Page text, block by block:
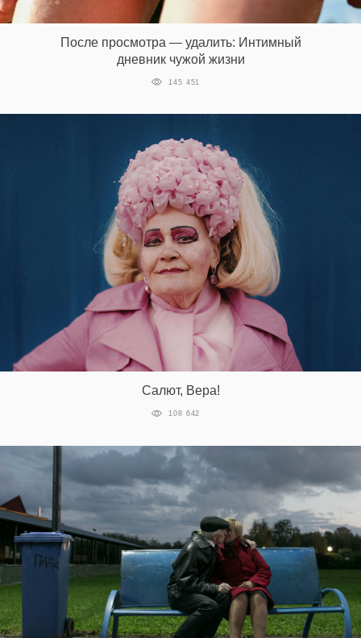
После просмотра — удалить: Интимный
дневник чужой жизни
145 451
Салют, Вера!
108 642